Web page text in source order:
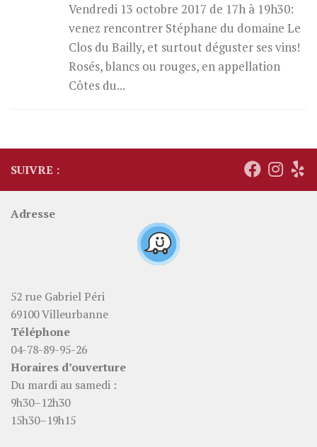
Vendredi 13 octobre 2017 de 17h à 19h30:
venez rencontrer Stéphane du domaine Le
Clos du Bailly, et surtout déguster ses vins!
Rosés, blancs ou rouges, en appellation
Côtes du...
SUIVRE :
Adresse
52 rue Gabriel Péri
69100 Villeurbanne
Téléphone
04-78-89-95-26
Horaires d’ouverture
Du mardi au samedi :
9h30–12h30
15h30–19h15